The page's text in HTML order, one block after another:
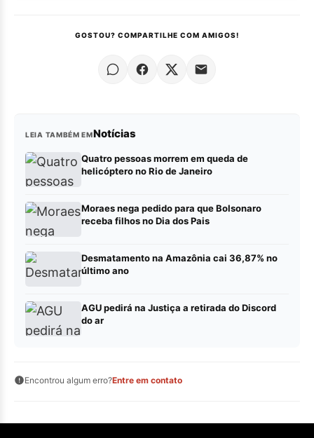
GOSTOU? COMPARTILHE COM AMIGOS!
LEIA TAMBÉM EMNotícias
Quatro pessoas morrem em queda de
helicóptero no Rio de Janeiro
Moraes nega pedido para que Bolsonaro
receba filhos no Dia dos Pais
Desmatamento na Amazônia cai 36,87% no
último ano
AGU pedirá na Justiça a retirada do Discord
do ar
Encontrou algum erro?Entre em contato